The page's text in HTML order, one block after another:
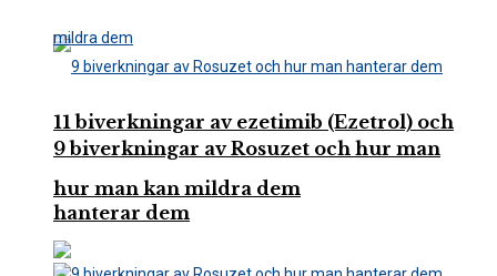
9 biverkningar av Rosuzet och hur man
hanterar dem
11 biverkningar av ezetimib (Ezetrol) och
hur man kan mildra dem